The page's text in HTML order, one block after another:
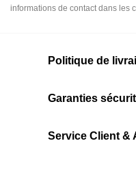
informations de contact dans les
Politique de
Garanties
Service Client &